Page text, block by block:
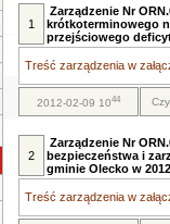
1
Zarządzenie Nr
krótkoterminowego
przejściowego
Treść zarządzenia w
2012-02-09 1044
2
Zarządzenie Nr
bezpieczeństwa i
gminie Olecko w
Treść zarządzenia w